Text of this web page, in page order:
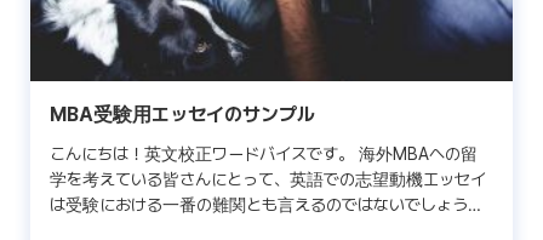
MBA受験用エッセイのサンプル
こんにちは！英文校正ワードバイスです。 海外MBAへの留
学を考えている皆さんにとって、英語での志望動機エッセイ
は受験における一番の難関とも言えるのではないでしょう